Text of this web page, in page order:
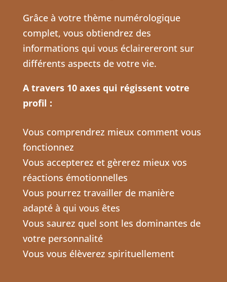
Grâce à votre thème numérologique
complet, vous obtiendrez des
informations qui vous éclairereront sur
différents aspects de votre vie.
A travers 10 axes qui régissent votre
profil :
Vous comprendrez mieux comment vous
fonctionnez
Vous accepterez et gèrerez mieux vos
réactions émotionnelles
Vous pourrez travailler de manière
adapté à qui vous êtes
Vous saurez quel sont les dominantes de
votre personnalité
Vous vous élèverez spirituellement